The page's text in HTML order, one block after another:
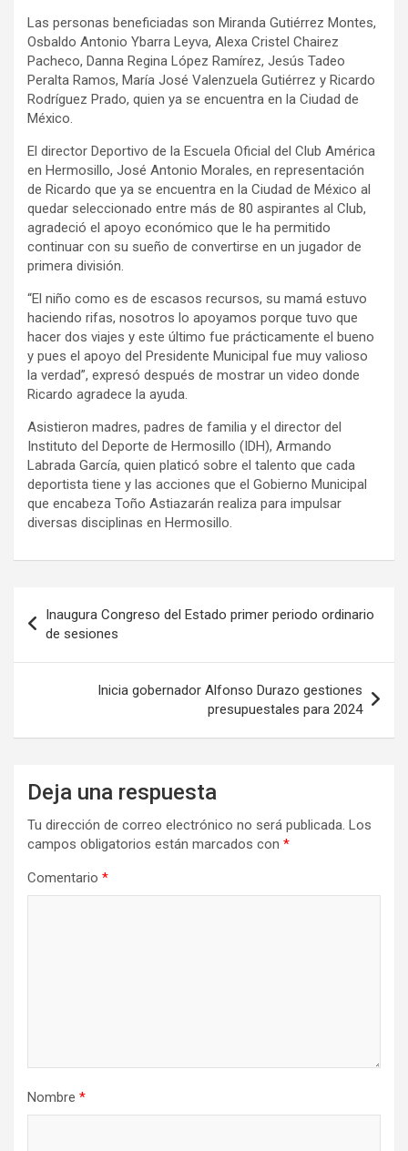
Las personas beneficiadas son Miranda Gutiérrez Montes,
Osbaldo Antonio Ybarra Leyva, Alexa Cristel Chairez
Pacheco, Danna Regina López Ramírez, Jesús Tadeo
Peralta Ramos, María José Valenzuela Gutiérrez y Ricardo
Rodríguez Prado, quien ya se encuentra en la Ciudad de
México.
El director Deportivo de la Escuela Oficial del Club América
en Hermosillo, José Antonio Morales, en representación
de Ricardo que ya se encuentra en la Ciudad de México al
quedar seleccionado entre más de 80 aspirantes al Club,
agradeció el apoyo económico que le ha permitido
continuar con su sueño de convertirse en un jugador de
primera división.
“El niño como es de escasos recursos, su mamá estuvo
haciendo rifas, nosotros lo apoyamos porque tuvo que
hacer dos viajes y este último fue prácticamente el bueno
y pues el apoyo del Presidente Municipal fue muy valioso
la verdad”, expresó después de mostrar un video donde
Ricardo agradece la ayuda.
Asistieron madres, padres de familia y el director del
Instituto del Deporte de Hermosillo (IDH), Armando
Labrada García, quien platicó sobre el talento que cada
deportista tiene y las acciones que el Gobierno Municipal
que encabeza Toño Astiazarán realiza para impulsar
diversas disciplinas en Hermosillo.
de
entradas
Inaugura Congreso del Estado primer periodo ordinario
de sesiones
Inicia gobernador Alfonso Durazo gestiones
presupuestales para 2024
Deja una respuesta
Tu dirección de correo electrónico no será publicada. Los
campos obligatorios están marcados con *
Comentario *
Nombre *